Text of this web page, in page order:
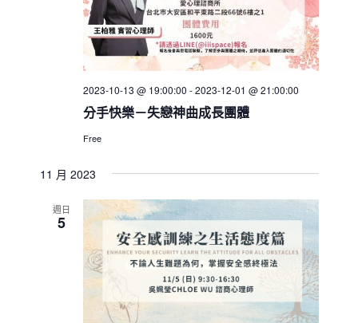
分手快樂－失戀神曲成長團體
2023-10-13 @ 19:00:00 -2023-12-01 @ 21:00:00
Free
11 月 2023
週日
5